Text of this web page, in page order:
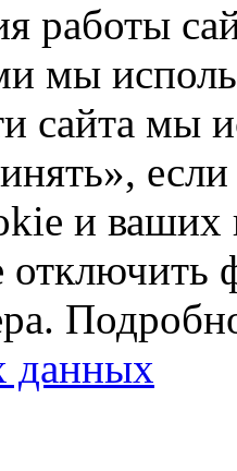
работы
мы
сайта мы
если
и
отключить
данных